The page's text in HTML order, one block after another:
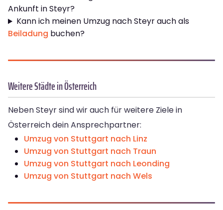
Ankunft in Steyr?
Kann ich meinen Umzug nach Steyr auch als
Beiladung buchen?
Weitere Städte in Österreich
Neben Steyr sind wir auch für weitere Ziele in
Österreich dein Ansprechpartner:
Umzug von Stuttgart nach Linz
Umzug von Stuttgart nach Traun
Umzug von Stuttgart nach Leonding
Umzug von Stuttgart nach Wels